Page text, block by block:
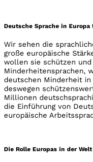
Deutsche Sprache in Europa
Wir sehen die
große europäische
wollen sie schützen
Minderheitensprachen,
deutschen Minderheit
deswegen
Millionen
die Einführung von
europäische
Die Rolle Europas in der